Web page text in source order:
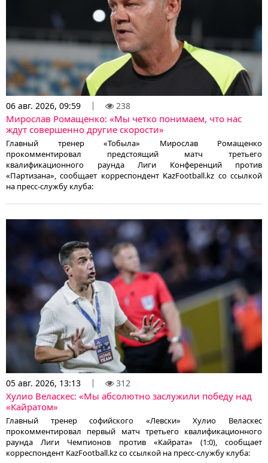
06 авг. 2026, 09:59 238
Мирослав Ромащенко: «Мы четко понимаем, что нас
ждут совершенно другие скорости»
Главный тренер «Тобыла» Мирослав Ромащенко
прокомментировал предстоящий матч третьего
квалификационного раунда Лиги Конференций против
«Партизана», сообщает корреспондент KazFootball.kz со ссылкой
на пресс-службу клуба:
05 авг. 2026, 13:13 312
Хулио Веласкес: «Мы абсолютно заслужили победу над
«Кайратом»
Главный тренер софийского «Левски» Хулио Веласкес
прокомментировал первый матч третьего квалификационного
раунда Лиги Чемпионов против «Кайрата» (1:0), сообщает
корреспондент KazFootball.kz со ссылкой на пресс-службу клуба: